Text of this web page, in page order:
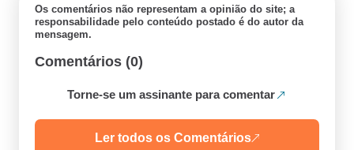
Os comentários não representam a opinião do site; a
responsabilidade pelo conteúdo postado é do autor da
mensagem.
Comentários (0)
Torne-se um assinante para comentar
Ler todos os Comentários